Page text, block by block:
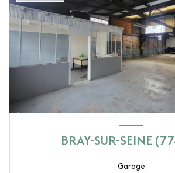
BRAY-SUR-SEINE
Garage